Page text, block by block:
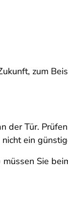
zum
der Tür.
ein
Sie